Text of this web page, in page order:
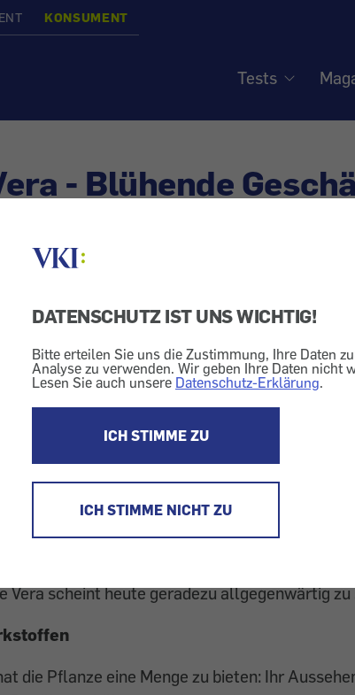
DATENSCHUTZ IST UNS WICHTIG!
Bitte erteilen Sie uns die Zustimmung, Ihre Daten
Analyse zu verwenden. Wir geben Ihre Daten nicht
Lesen Sie auch unsere Datenschutz-Erklärung.
ICH STIMME ZU
ICH STIMME NICHT ZU
KONSUMENT
Tests
- Blühende
neu im Trend
Hautpflege
zum Darm
Hausmittel
im Orient gilt das Gel aus ihren Blättern seit
kleinen Verletzungen. Königin Cleopatra
Aloe Vera, auch Wüstenlilie genannt, erlebt
wurde sie im Zeichen des Wellness-Booms.
Vera scheint heute geradezu allgegenwärtig zu
die Pflanze eine Menge zu bieten: Ihr